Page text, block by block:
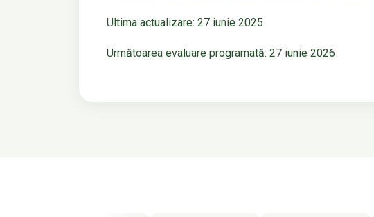
Ultima actualizare: 27 iunie 2025
Următoarea evaluare programată: 27 iunie 2026